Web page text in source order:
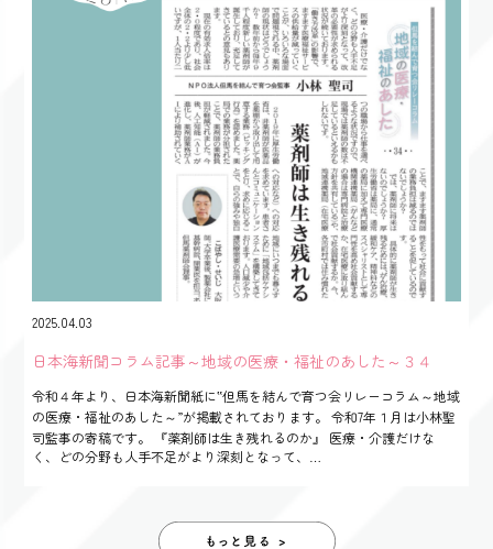
2025.04.03
日本海新聞コラム記事～地域の医療・福祉のあした～３４
令和４年より、日本海新聞紙に‟但馬を結んで育つ会リレーコラム～地域
の医療・福祉のあした～”が掲載されております。 令和7年１月は小林聖
司監事の寄稿です。 『薬剤師は生き残れるのか』 医療・介護だけな
く、どの分野も人手不足がより深刻となって、…